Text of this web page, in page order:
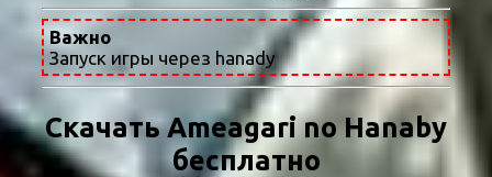
Важно
Запуск игры через hanady
Скачать Ameagari no Hanaby
бесплатно